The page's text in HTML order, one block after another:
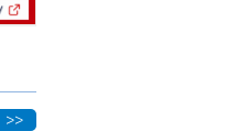
>>